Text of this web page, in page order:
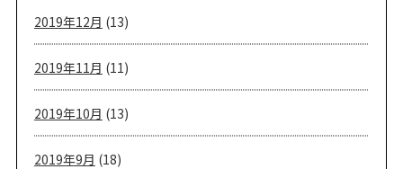
2019年12月 (13)
2019年11月 (11)
2019年10月 (13)
2019年9月 (18)